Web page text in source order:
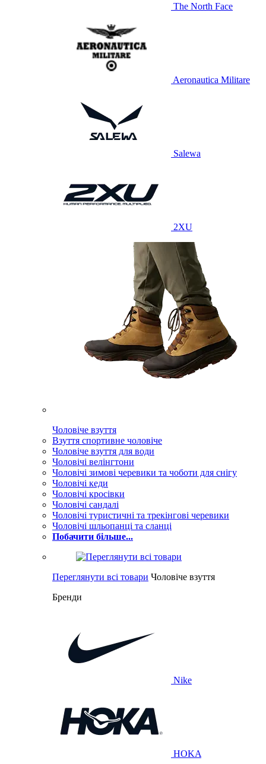
The North Face
Aeronautica Militare
Salewa
2XU
Чоловіче взуття
Взуття спортивне чоловіче
Чоловіче взуття для води
Чоловічі велінгтони
Чоловічі зимові черевики та чоботи для снігу
Чоловічі кеди
Чоловічі кросівки
Чоловічі сандалі
Чоловічі туристичні та трекінгові черевики
Чоловічі шльопанці та сланці
Побачити більше...
Переглянути всі товари Чоловіче взуття
Бренди
Nike
HOKA